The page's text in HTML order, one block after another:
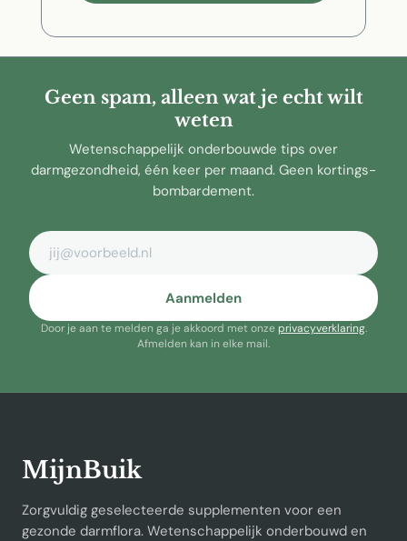
Geen spam, alleen wat je echt wilt
weten
Wetenschappelijk onderbouwde tips over
darmgezondheid, één keer per maand. Geen kortings-
bombardement.
E-mailadres
Aanmelden
Door je aan te melden ga je akkoord met onzeprivacyverklaring.
Afmelden kan in elke mail.
MijnBuik
Zorgvuldig geselecteerde supplementen voor een
gezonde darmflora. Wetenschappelijk onderbouwd en